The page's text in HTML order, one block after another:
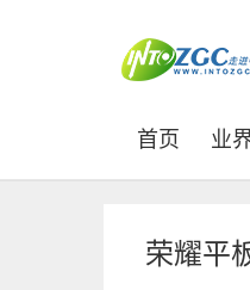
首页 业
荣耀平